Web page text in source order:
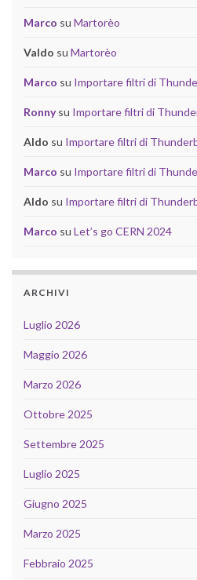
Marco su Martorèo
Valdo su Martorèo
Marco su Importare filtri di
Ronnysu Importare filtri di
Aldo su Importare filtri di
Marco su Importare filtri di
Aldo su Importare filtri di
Marco su Let’s go CERN 2024
ARCHIVI
Luglio 2026
Maggio 2026
Marzo 2026
Ottobre 2025
Settembre 2025
Luglio 2025
Giugno 2025
Marzo 2025
Febbraio 2025